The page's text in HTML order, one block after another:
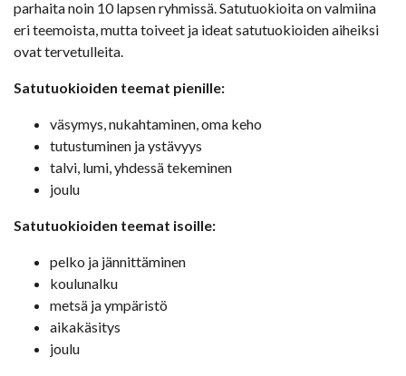
parhaita noin 10 lapsen ryhmissä. Satutuokioita on valmiina
eri teemoista, mutta toiveet ja ideat satutuokioiden aiheiksi
ovat tervetulleita.
Satutuokioiden teemat pienille:
väsymys, nukahtaminen, oma keho
tutustuminen ja ystävyys
talvi, lumi, yhdessä tekeminen
joulu
Satutuokioiden teemat isoille:
pelko ja jännittäminen
koulunalku
metsä ja ympäristö
aikakäsitys
joulu